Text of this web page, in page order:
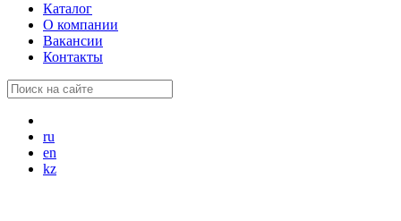
Каталог
О компании
Вакансии
Контакты
ru
en
kz